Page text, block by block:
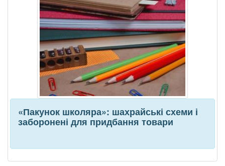
«Пакунок школяра»: шахрайські схеми і
заборонені для придбання товари